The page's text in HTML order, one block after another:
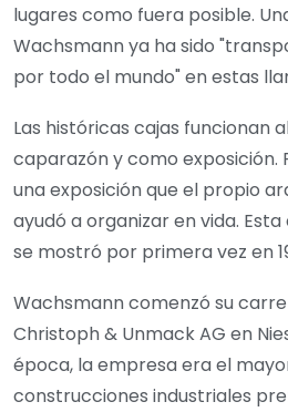
lugares como fuera posible.
Wachsmann ya ha sido
por todo el mundo" en estas
Las históricas cajas funcionan
caparazón y como
una exposición que el propio
ayudó a organizar en vida.
se mostró por primera vez en
Wachsmann comenzó su
Christoph & Unmack AG en
época, la empresa era el
construcciones industriales